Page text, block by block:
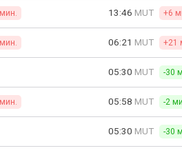
13:46 MUT +6
06:21 MUT +21
05:30 MUT -30
05:58 MUT -2
05:30 MUT -30